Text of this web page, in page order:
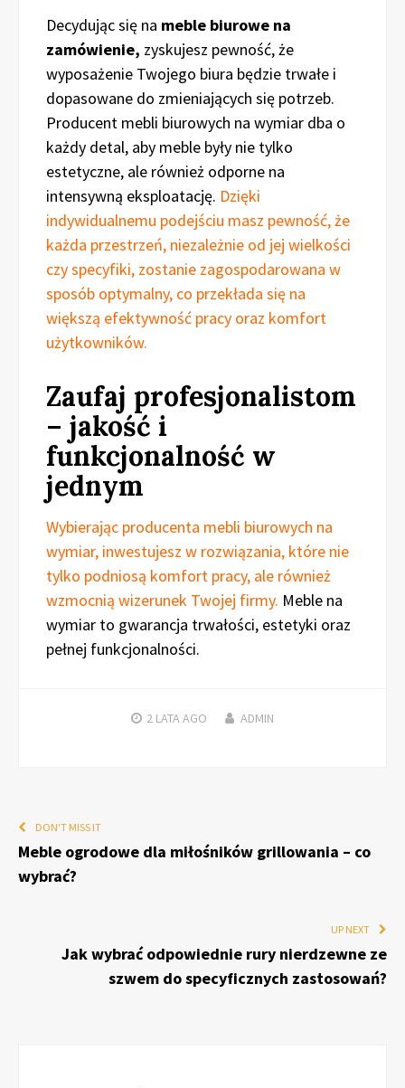
Decydując się na meble biurowe na
zamówienie, zyskujesz pewność, że
wyposażenie Twojego biura będzie trwałe i
dopasowane do zmieniających się potrzeb.
Producent mebli biurowych na wymiar dba o
każdy detal, aby meble były nie tylko
estetyczne, ale również odporne na
intensywną eksploatację. Dzięki
indywidualnemu podejściu masz pewność, że
każda przestrzeń, niezależnie od jej wielkości
czy specyfiki, zostanie zagospodarowana w
sposób optymalny, co przekłada się na
większą efektywność pracy oraz komfort
użytkowników.
Zaufaj profesjonalistom
– jakość i
funkcjonalność w
jednym
Wybierając producenta mebli biurowych na
wymiar, inwestujesz w rozwiązania, które nie
tylko podniosą komfort pracy, ale również
wzmocnią wizerunek Twojej firmy. Meble na
wymiar to gwarancja trwałości, estetyki oraz
pełnej funkcjonalności.
2 LATAAGO ADMIN
DON'T MISS IT
Meble ogrodowe dla miłośników grillowania – co
wybrać?
UP NEXT
Jak wybrać odpowiednie rury nierdzewne ze
szwem do specyficznych zastosowań?